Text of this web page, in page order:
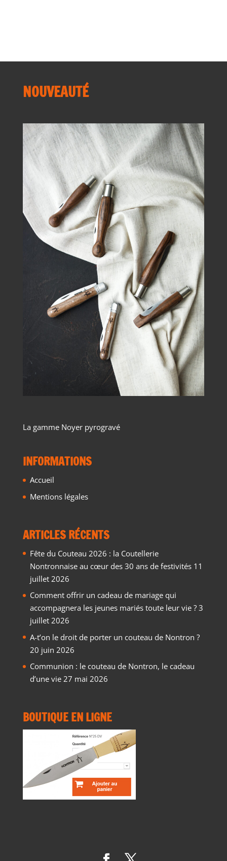
NOUVEAUTÉ
La gamme Noyer pyrogravé
INFORMATIONS
Accueil
Mentions légales
ARTICLES RÉCENTS
Fête du Couteau 2026 : la Coutellerie
Nontronnaise au cœur des 30 ans de festivités 11
juillet 2026
Comment offrir un cadeau de mariage qui
accompagnera les jeunes mariés toute leur vie ? 3
juillet 2026
A-t’on le droit de porter un couteau de Nontron ?
20 juin 2026
Communion : le couteau de Nontron, le cadeau
d’une vie 27 mai 2026
BOUTIQUE EN LIGNE